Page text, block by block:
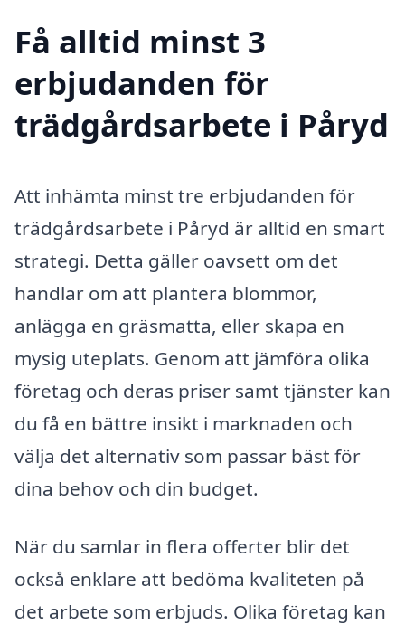
Få alltid minst 3
erbjudanden för
trädgårdsarbete i Påryd
Att inhämta minst tre erbjudanden för
trädgårdsarbete i Påryd är alltid en smart
strategi. Detta gäller oavsett om det
handlar om att plantera blommor,
anlägga en gräsmatta, eller skapa en
mysig uteplats. Genom att jämföra olika
företag och deras priser samt tjänster kan
du få en bättre insikt i marknaden och
välja det alternativ som passar bäst för
dina behov och din budget.
När du samlar in flera offerter blir det
också enklare att bedöma kvaliteten på
det arbete som erbjuds. Olika företag kan